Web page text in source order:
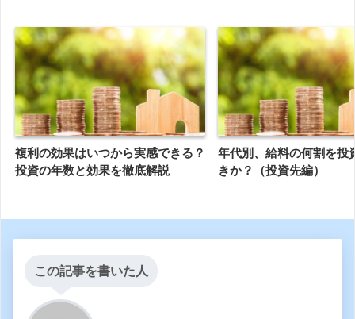
複利の効果はいつから実感できる？
投資の年数と効果を徹底解説
年代別、給料の何割を投
きか？（投資先編）
この記事を書いた人